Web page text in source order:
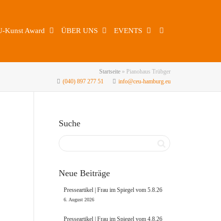
Kunst Award ÜBER UNS EVENTS
Startseite » Pianohaus Trübger
(040) 897 277 51
info@ceu-hamburg.eu
Suche
Neue Beiträge
Presseartikel | Frau im Spiegel vom 5.8.26
6. August 2026
Presseartikel | Frau im Spiegel vom 4.8.26